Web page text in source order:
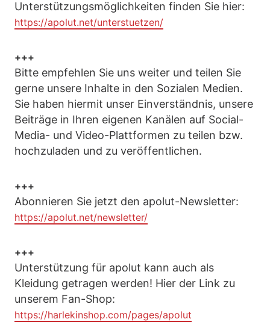
Unterstützungsmöglichkeiten finden Sie hier:
https://apolut.net/unterstuetzen/
+++
Bitte empfehlen Sie uns weiter und teilen Sie
gerne unsere Inhalte in den Sozialen Medien.
Sie haben hiermit unser Einverständnis, unsere
Beiträge in Ihren eigenen Kanälen auf Social-
Media- und Video-Plattformen zu teilen bzw.
hochzuladen und zu veröffentlichen.
+++
Abonnieren Sie jetzt den apolut-Newsletter:
https://apolut.net/newsletter/
+++
Unterstützung für apolut kann auch als
Kleidung getragen werden! Hier der Link zu
unserem Fan-Shop:
https://harlekinshop.com/pages/apolut